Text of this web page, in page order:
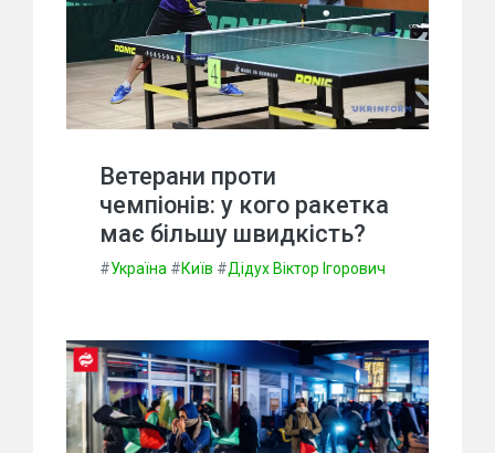
Ветерани проти
чемпіонів: у кого ракетка
має більшу швидкість?
#Україна #Київ #Дідух Віктор Ігорович